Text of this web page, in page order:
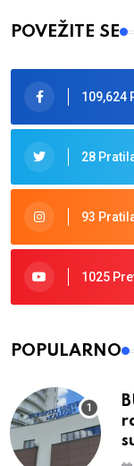
POVEŽITE SE
109,624
28
93
1025
POPULARNO